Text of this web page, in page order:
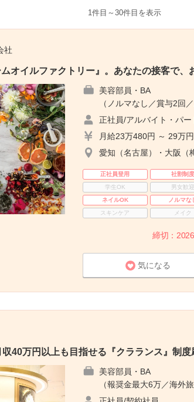
1件目～30件目を表示
社
オイルファクトリー』。あなたの接客で、
美容部員・BA
（ノルマなし／賞与2回
正社員/アルバイト・パー
月給23万480円 ～ 29万
愛知（名古屋）・大阪（
正社員登用 社割制度
学生OK
男女歓迎
ネイルOK
ノルマな
スキンケア
メイク
締切：
気になる
収40万円以上も目指せる『クラランス』制
美容部員・BA
（報奨金最大6万／海外